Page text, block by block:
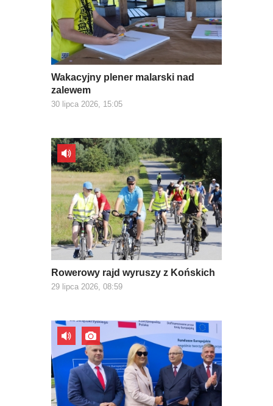
Wakacyjny plener malarski nad
zalewem
30 lipca 2026, 15:05
Rowerowy rajd wyruszy z Końskich
29 lipca 2026, 08:59